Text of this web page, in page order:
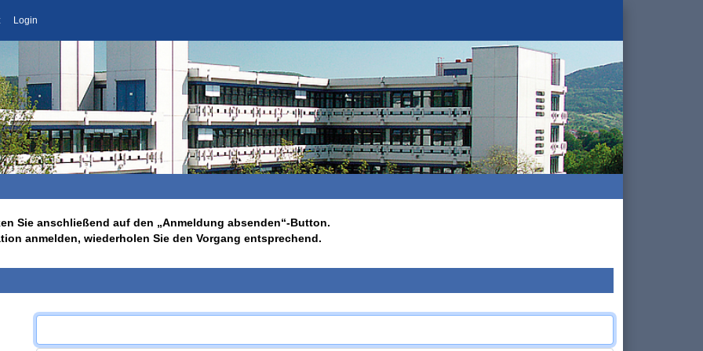
Login
Sie anschließend auf den „Anmeldung absenden“-Button.
anmelden, wiederholen Sie den Vorgang entsprechend.